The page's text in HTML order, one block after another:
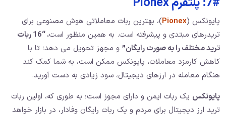
پایونکس (Pionex)، بهترین ربات معاملاتی هوش مصنوعی برای
تریدرهای مبتدی و پیشرفته است. به همین منظور است،
“16 ربات
ترید مختلف را به صورت رایگان” و مجهز تحویل می دهد؛ تا با
کاهش کارمزد معاملات، پایونکس ممکن است، به شما کمک کند
هنگام معامله در ارزهای دیجیتال، سود زیادی به دست آورید.
پایونکس یک ربات ایمن و دارای مجوز است؛ به طوری که، اولین ربات
ترید ارز دیجیتال برای مردم و یک ربات رایگان وفادار، در بازار خواهد